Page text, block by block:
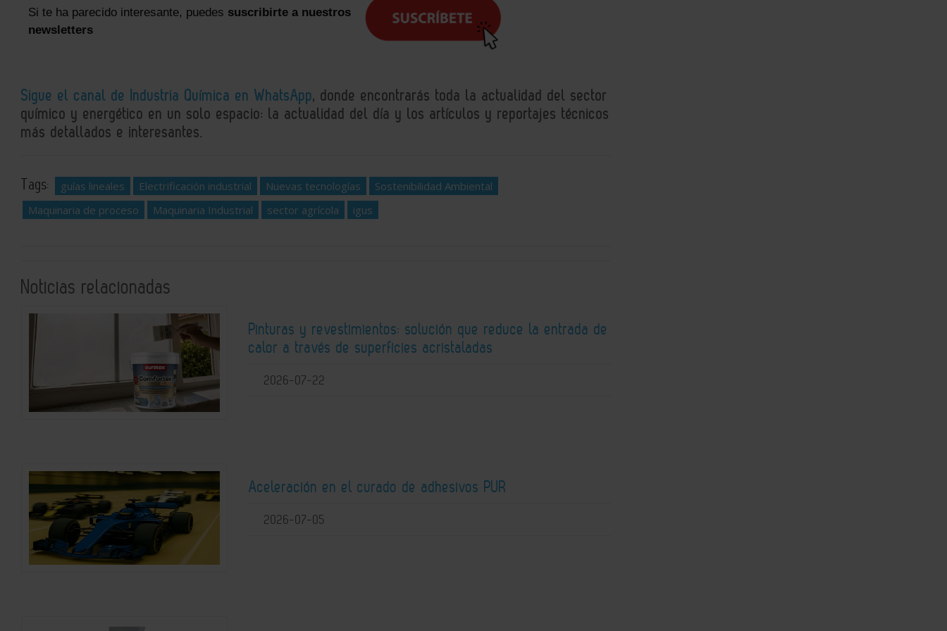
Si te ha parecido interesante, puedes suscribirte a nuestros
newsletters
Sigue el canal de Industria Química en WhatsApp, donde encontrarás toda la actualidad del sector
químico y energético en un solo espacio: la actualidad del día y los artículos y reportajes técnicos
más detallados e interesantes.
Tags: guías lineales Electrificación industrial Nuevas tecnologías
Sostenibilidad Ambiental
Maquinaria de proceso
Maquinaria Industrial sector agrícola igus
Noticias relacionadas
Pinturas y revestimientos: solución que reduce la entrada de
calor a través de superficies acristaladas
2026-07-22
Aceleración en el curado de adhesivos PUR
2026-07-05